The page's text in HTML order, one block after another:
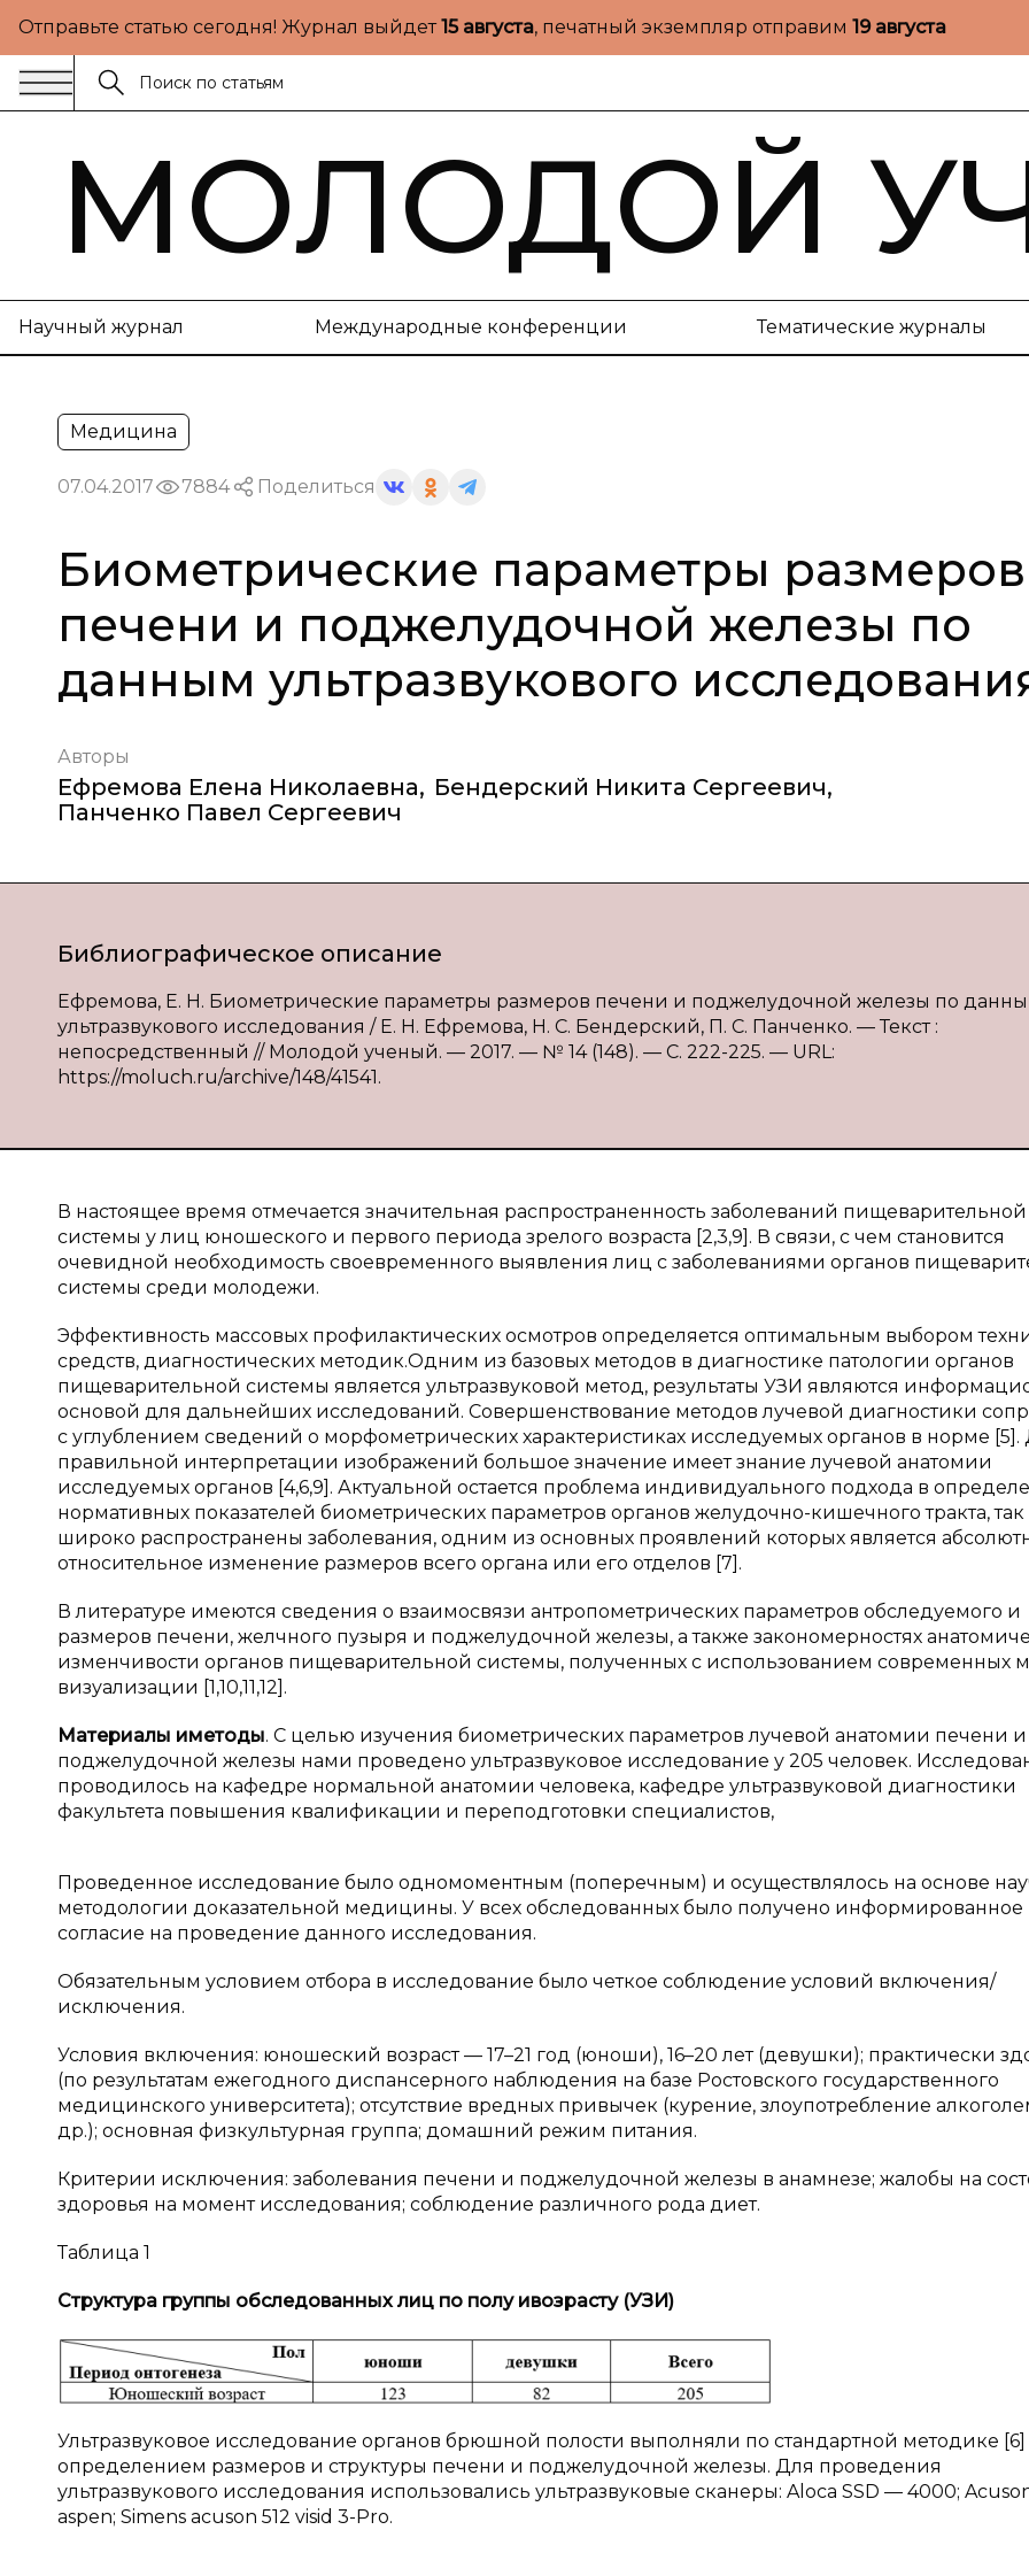
Отправьте статью сегодня! Журнал выйдет15 августа, печатный экземпляр отправим 19 августа
МОЛОДОЙ
Научный журнал Международные конференции Тематические журналы
Медицина
07.04.2017 7884 Поделиться
Биометрические параметры размеров
печени и поджелудочной железы по
данным ультразвукового
Авторы
Ефремова Елена Николаевна, Бендерский Никита Сергеевич,
Панченко Павел Сергеевич
Библиографическое описание
Ефремова, Е. Н. Биометрические параметры размеров печени и поджелудочной железы по
ультразвукового исследования / Е. Н. Ефремова, Н. С. Бендерский, П. С. Панченко. — Текст :
непосредственный // Молодой ученый. — 2017. — № 14 (148). — С. 222-225. — URL:
https://moluch.ru/archive/148/41541.
В настоящее время отмечается значительная распространенность заболеваний пищеварительной
системы у лиц юношеского и первого периода зрелого возраста [2,3,9]. В связи, с чем становится
очевидной необходимость своевременного выявления лиц с заболеваниями органов
системы среди молодежи.
Эффективность массовых профилактических осмотров определяется оптимальным выбором
средств, диагностических методик.Одним из базовых методов в диагностике патологии органов
пищеварительной системы является ультразвуковой метод, результаты УЗИ являются
основой для дальнейших исследований. Совершенствование методов лучевой диагностики
с углублением сведений о морфометрических характеристиках исследуемых органов в норме [5].
правильной интерпретации изображений большое значение имеет знание лучевой анатомии
исследуемых органов [4,6,9]. Актуальной остается проблема индивидуального подхода в
нормативных показателей биометрических параметров органов желудочно-кишечного тракта, так
широко распространены заболевания, одним из основных проявлений которых является
относительное изменение размеров всего органа или его отделов [7].
В литературе имеются сведения о взаимосвязи антропометрических параметров обследуемого и
размеров печени, желчного пузыря и поджелудочной железы, а также закономерностях
изменчивости органов пищеварительной системы, полученных с использованием современных
визуализации [1,10,11,12].
Материалы иметоды. С целью изучения биометрических параметров лучевой анатомии печени и
поджелудочной железы нами проведено ультразвуковое исследование у 205 человек.
проводилось на кафедре нормальной анатомии человека, кафедре ультразвуковой диагностики
факультета повышения квалификации и переподготовки специалистов,
Проведенное исследование было одномоментным (поперечным) и осуществлялось на основе
методологии доказательной медицины. У всех обследованных было получено информированное
согласие на проведение данного исследования.
Обязательным условием отбора в исследование было четкое соблюдение условий включения/
исключения.
Условия включения: юношеский возраст — 17–21 год (юноши), 16–20 лет (девушки); практически
(по результатам ежегодного диспансерного наблюдения на базе Ростовского государственного
медицинского университета); отсутствие вредных привычек (курение, злоупотребление
др.); основная физкультурная группа; домашний режим питания.
Критерии исключения: заболевания печени и поджелудочной железы в анамнезе; жалобы на
здоровья на момент исследования; соблюдение различного рода диет.
Таблица 1
Структура группы обследованных лиц по полу ивозрасту (УЗИ)
Ультразвуковое исследование органов брюшной полости выполняли по стандартной методике [6]
определением размеров и структуры печени и поджелудочной железы. Для проведения
ультразвукового исследования использовались ультразвуковые сканеры: Aloca SSD — 4000;
aspen; Simens acuson 512 visid 3-Pro.